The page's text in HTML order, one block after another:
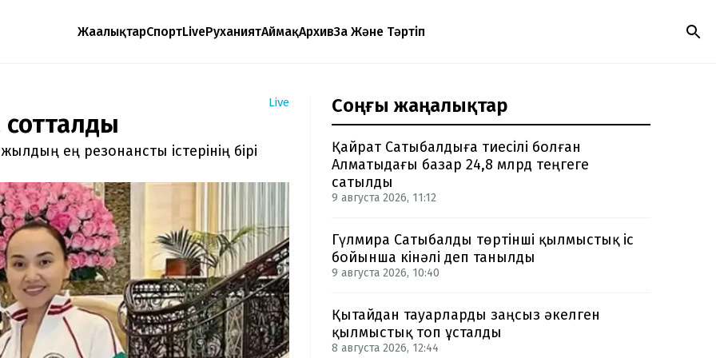
ЖаңалықтарСпортLiveРуханиятАймақАрхивЗаң Және Тәртіп
Live
сотталды
ең резонансты істерінің бірі
Соңғы жаңалықтар
Қайрат Сатыбалдыға тиесілі болған
Алматыдағы базар 24,8 млрд теңгеге
сатылды
9 августа 2026, 11:12
Гүлмира Сатыбалды төртінші қылмыстық іс
бойынша кінәлі деп танылды
9 августа 2026, 10:40
Қытайдан тауарларды заңсыз әкелген
қылмыстық топ ұсталды
8 августа 2026, 12:44